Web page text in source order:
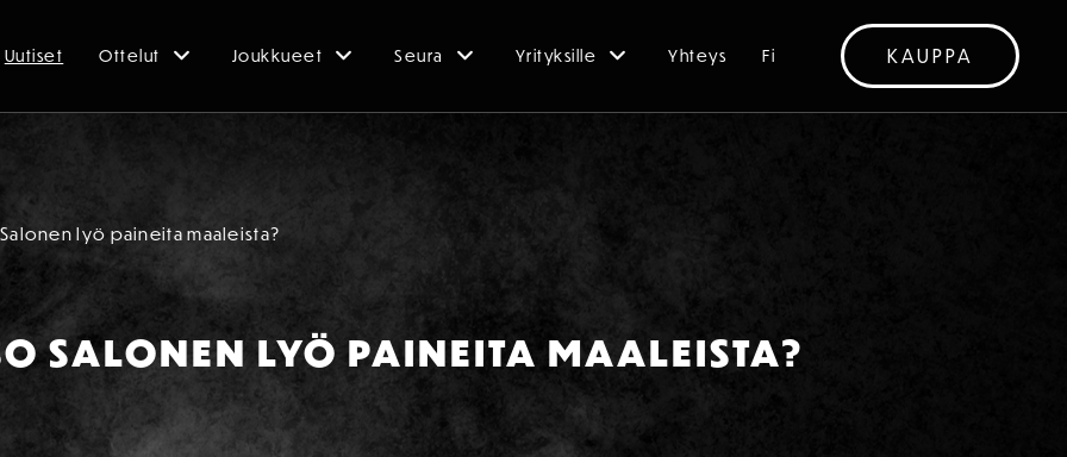
Uutiset Ottelut Joukkueet Seura Yrityksille Yhteys Fi KAUPPA
lyö paineita maaleista?
SALONEN LYÖ PAINEITA MAALEISTA?